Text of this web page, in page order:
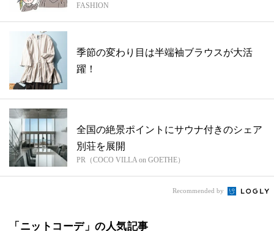
コン...
FASHION
季節の変わり目は半端袖ブラウスが大活
躍！
全国の絶景ポイントにサウナ付きのシェア
別荘を展開
PR（COCO VILLA on GOETHE）
Recommended by
「ニットコーデ」の人気記事